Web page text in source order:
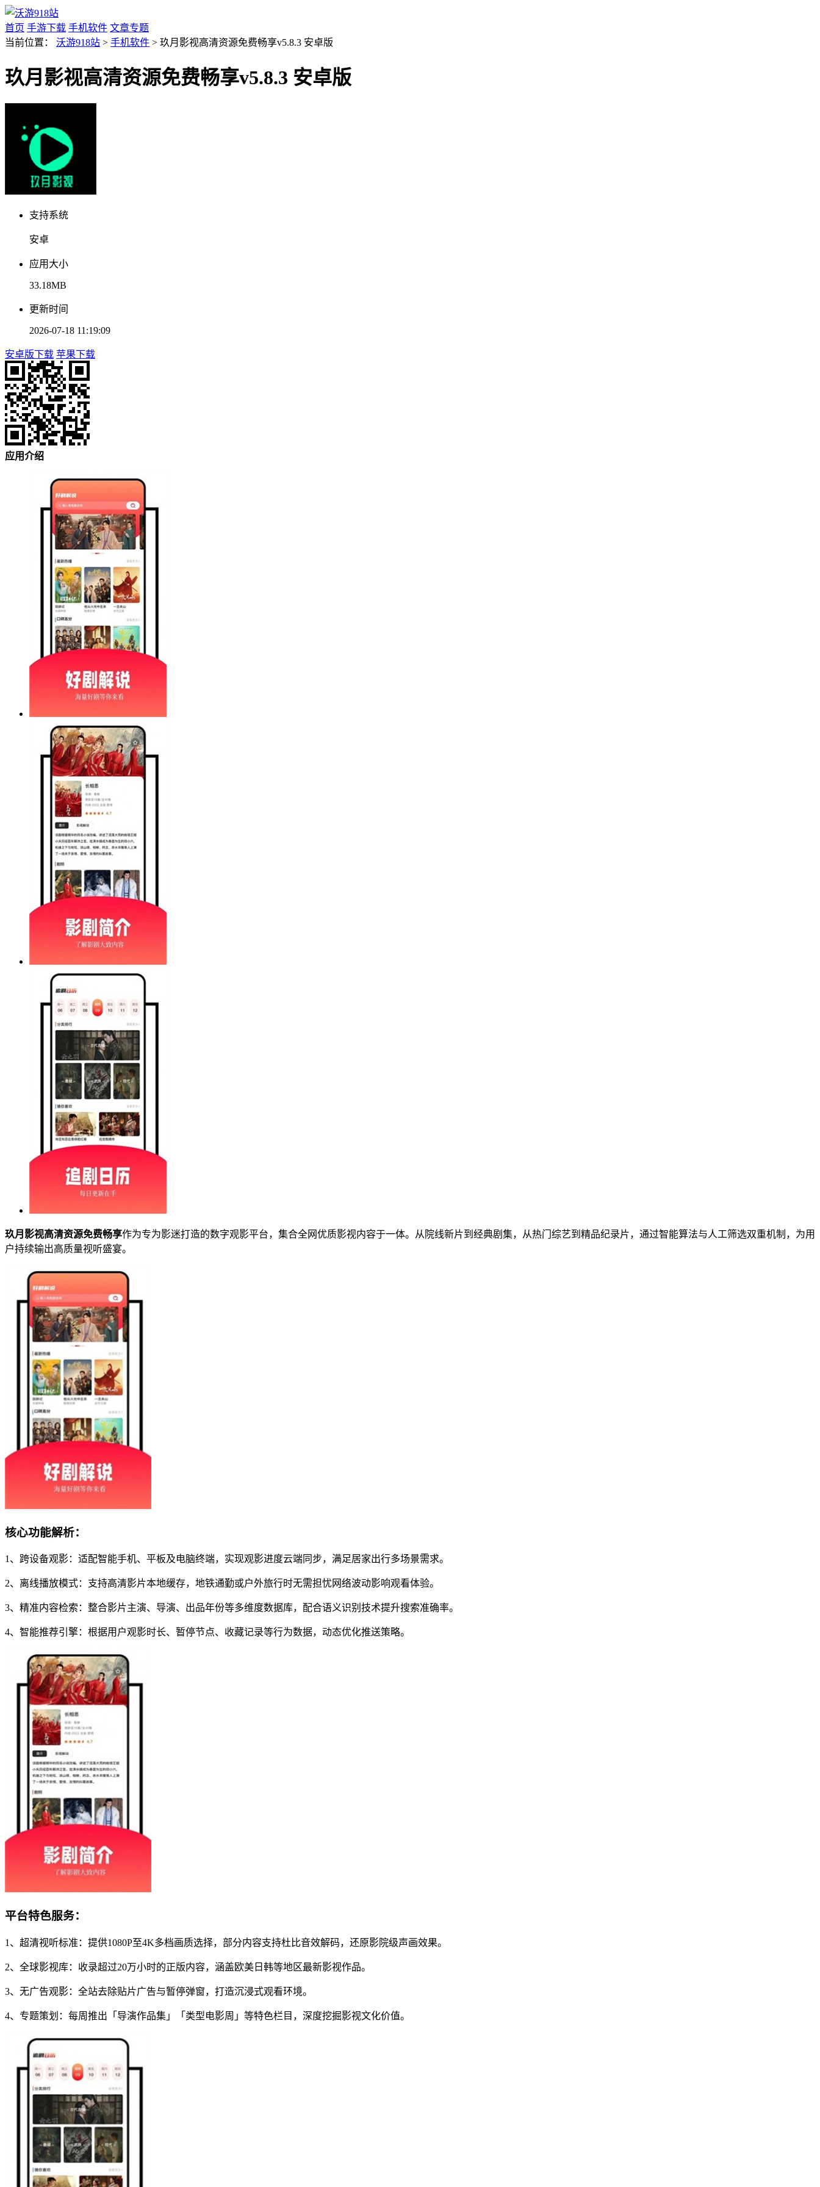
首页 手游下载 手机软件 文章专题
当前位置： 沃游918站 > 手机软件 > 玖月影视高清资源免费畅享v5.8.3 安卓版
玖月影视高清资源免费畅享v5.8.3 安卓版
支持系统
安卓
应用大小
33.18MB
更新时间
2026-07-18 11:19:09
安卓版下载 苹果下载
应用介绍
玖月影视高清资源免费畅享作为专为影迷打造的数字观影平台，集合全网优质影视内容于一体。从院线新片到经典剧集，从热门综艺到精品纪录片，通过智能算法与人工筛选双重机制，为用
户持续输出高质量视听盛宴。
核心功能解析：
1、跨设备观影：适配智能手机、平板及电脑终端，实现观影进度云端同步，满足居家出行多场景需求。
2、离线播放模式：支持高清影片本地缓存，地铁通勤或户外旅行时无需担忧网络波动影响观看体验。
3、精准内容检索：整合影片主演、导演、出品年份等多维度数据库，配合语义识别技术提升搜索准确率。
4、智能推荐引擎：根据用户观影时长、暂停节点、收藏记录等行为数据，动态优化推送策略。
平台特色服务：
1、超清视听标准：提供1080P至4K多档画质选择，部分内容支持杜比音效解码，还原影院级声画效果。
2、全球影视库：收录超过20万小时的正版内容，涵盖欧美日韩等地区最新影视作品。
3、无广告观影：全站去除贴片广告与暂停弹窗，打造沉浸式观看环境。
4、专题策划：每周推出「导演作品集」「类型电影周」等特色栏目，深度挖掘影视文化价值。